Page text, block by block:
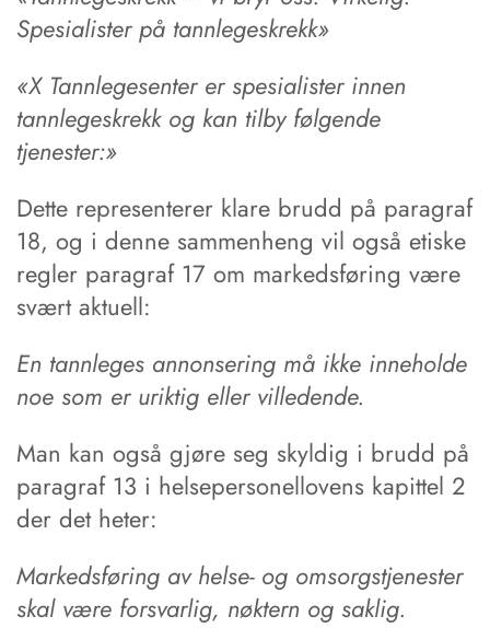
Spesialister på tannlegeskrekk»
«X Tannlegesenter er spesialister innen
tannlegeskrekk og kan tilby følgende
tjenester:»
Dette representerer klare brudd på paragraf
18, og i denne sammenheng vil også etiske
regler paragraf 17 om markedsføring være
svært aktuell:
En tannleges annonsering må ikke inneholde
noe som er uriktig eller villedende.
Man kan også gjøre seg skyldig i brudd på
paragraf 13 i helsepersonellovens kapittel 2
der det heter:
Markedsføring av helse- og omsorgstjenester
skal være forsvarlig, nøktern og saklig.